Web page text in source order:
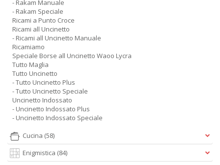
- Rakam Manuale
- Rakam Speciale
Ricami a Punto Croce
Ricami all Uncinetto
- Ricami all Uncinetto Manuale
Ricamiamo
Speciale Borse all Uncinetto Waoo Lycra
Tutto Maglia
Tutto Uncinetto
- Tutto Uncinetto Plus
- Tutto Uncinetto Speciale
Uncinetto Indossato
- Uncinetto Indossato Plus
- Uncinetto Indossato Speciale
Cucina (58)
Enigmistica (84)